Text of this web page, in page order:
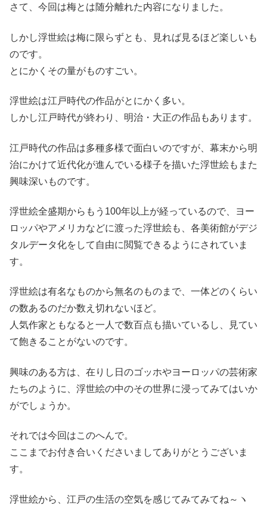
さて、今回は梅とは随分離れた内容になりました。
しかし浮世絵は梅に限らずとも、見れば見るほど楽しいも
のです。
とにかくその量がものすごい。
浮世絵は江戸時代の作品がとにかく多い。
しかし江戸時代が終わり、明治・大正の作品もあります。
江戸時代の作品は多種多様で面白いのですが、幕末から明
治にかけて近代化が進んでいる様子を描いた浮世絵もまた
興味深いものです。
浮世絵全盛期からもう100年以上が経っているので、ヨー
ロッパやアメリカなどに渡った浮世絵も、各美術館がデジ
タルデータ化をして自由に閲覧できるようにされていま
す。
浮世絵は有名なものから無名のものまで、一体どのくらい
の数あるのだか数え切れないほど。
人気作家ともなると一人で数百点も描いているし、見てい
て飽きることがないのです。
興味のある方は、在りし日のゴッホやヨーロッパの芸術家
たちのように、浮世絵の中のその世界に浸ってみてはいか
がでしょうか。
それでは今回はこのへんで。
ここまでお付き合いくださいましてありがとうございま
す。
浮世絵から、江戸の生活の空気を感じてみてみてね～ヽ